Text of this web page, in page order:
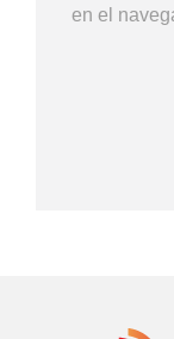
en el